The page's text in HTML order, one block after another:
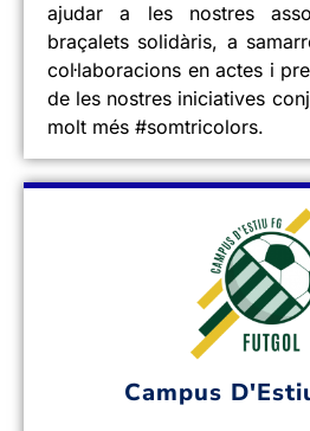
ajudar a les nostres
braçalets solidàris, a
col·laboracions en actes i
de les nostres iniciatives
molt més #somtricolors.
Campus